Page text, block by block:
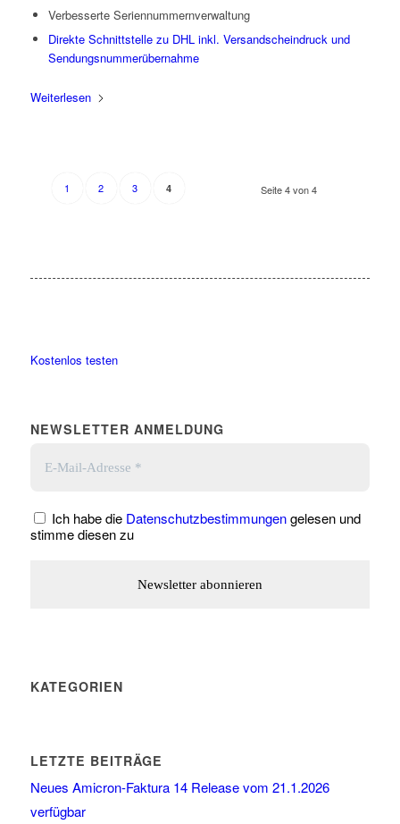
Verbesserte Seriennummernverwaltung
Direkte Schnittstelle zu DHL inkl. Versandscheindruck und
Sendungsnummerübernahme
Weiterlesen
Seite 4 von 4
1 2 3 4
Kostenlos testen
NEWSLETTER ANMELDUNG
Ich habe die Datenschutzbestimmungengelesen und
stimme diesen zu
KATEGORIEN
LETZTE BEITRÄGE
Neues Amicron-Faktura 14 Release vom 21.1.2026
verfügbar